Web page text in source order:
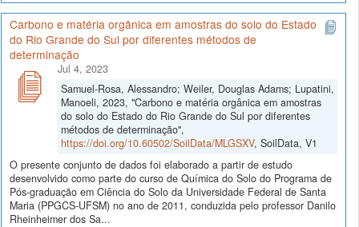
Carbono e matéria orgânica em amostras do solo do Estado
do Rio Grande do Sul por diferentes métodos de
determinação
Jul 4, 2023
Samuel-Rosa, Alessandro; Weiler, Douglas Adams; Lupatini,
Manoeli, 2023, "Carbono e matéria orgânica em amostras
do solo do Estado do Rio Grande do Sul por diferentes
métodos de determinação",
https://doi.org/10.60502/SoilData/MLGSXV, SoilData, V1
O presente conjunto de dados foi elaborado a partir de estudo
desenvolvido como parte do curso de Química do Solo do Programa de
Pós-graduação em Ciência do Solo da Universidade Federal de Santa
Maria (PPGCS-UFSM) no ano de 2011, conduzida pelo professor Danilo
Rheinheimer dos Sa...